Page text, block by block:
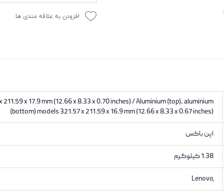
افزودن به علاقه مندی ها
x 17.9 mm (12.66 x 8.33 x 0.70 inches) / Aluminium (top), aluminium
(bottom) models 321.57 x 211.59 x 16.9 mm (12.66 x 8.33 x 0.67 inches)
اپن باکس
1.38 کیلوگرم